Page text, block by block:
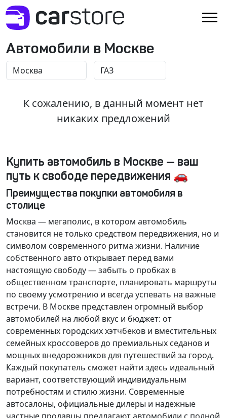
Автомобили в Москве
К сожалению, в данный момент нет
никаких предложений
Купить автомобиль в Москве — ваш
путь к свободе передвижения 🚗
Преимущества покупки автомобиля в
столице
Москва — мегаполис, в котором автомобиль
становится не только средством передвижения, но и
символом современного ритма жизни. Наличие
собственного авто открывает перед вами
настоящую свободу — забыть о пробках в
общественном транспорте, планировать маршруты
по своему усмотрению и всегда успевать на важные
встречи. В Москве представлен огромный выбор
автомобилей на любой вкус и бюджет: от
современных городских хэтчбеков и вместительных
семейных кроссоверов до премиальных седанов и
мощных внедорожников для путешествий за город.
Каждый покупатель сможет найти здесь идеальный
вариант, соответствующий индивидуальным
потребностям и стилю жизни. Современные
автосалоны, официальные дилеры и надежные